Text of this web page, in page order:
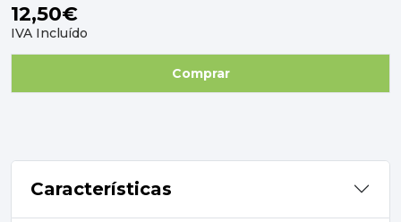
12,50€
IVA Incluído
Comprar
Características